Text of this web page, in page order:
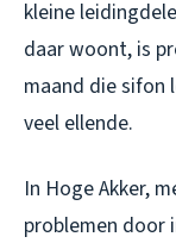
kleine
daar woont, is
maand die sifon
veel ellende.
In Hoge Akker,
problemen door